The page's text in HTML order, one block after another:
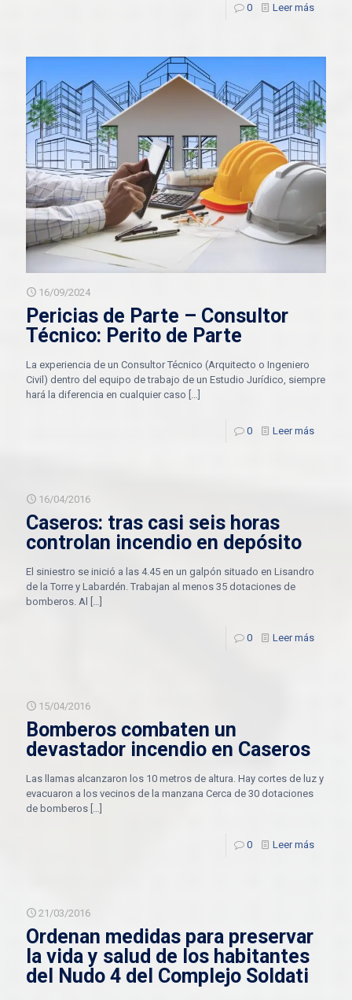
0 Leer más
16/09/2024
Pericias de Parte – Consultor
Técnico: Perito de Parte
La experiencia de un Consultor Técnico (Arquitecto o Ingeniero
Civil) dentro del equipo de trabajo de un Estudio Jurídico, siempre
hará la diferencia en cualquier caso […]
0 Leer más
16/04/2016
Caseros: tras casi seis horas
controlan incendio en depósito
El siniestro se inició a las 4.45 en un galpón situado en Lisandro
de la Torre y Labardén. Trabajan al menos 35 dotaciones de
bomberos. Al […]
0 Leer más
15/04/2016
Bomberos combaten un
devastador incendio en Caseros
Las llamas alcanzaron los 10 metros de altura. Hay cortes de luz y
evacuaron a los vecinos de la manzana Cerca de 30 dotaciones
de bomberos […]
0 Leer más
21/03/2016
Ordenan medidas para preservar
la vida y salud de los habitantes
del Nudo 4 del Complejo Soldati